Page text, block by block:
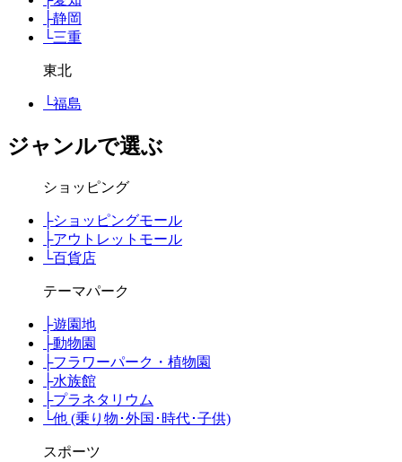
├静岡
└三重
東北
└福島
ジャンルで選ぶ
ショッピング
├ショッピングモール
├アウトレットモール
└百貨店
テーマパーク
├遊園地
├動物園
├フラワーパーク・植物園
├水族館
├プラネタリウム
└他 (乗り物･外国･時代･子供)
スポーツ